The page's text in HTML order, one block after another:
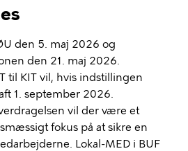
den 5. maj 2026 og
den 21. maj 2026.
til KIT vil, hvis indstillingen
1. september 2026.
vil der være et
fokus på at sikre en
Lokal-MED i BUF